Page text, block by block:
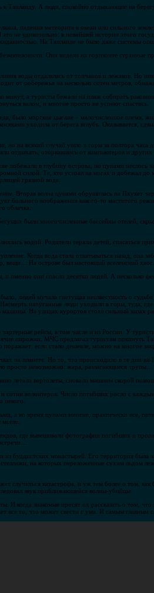
к Таиланду. А люди, спокойно отдыхающие на
падения метеорита в океан или сильного
не удивительно: в новейшей истории этого
На Таиланде не было даже системы
Они видели на горизонте странные
воды отдалялась от топчанов и лежаков. Но
от побережья на несколько сотен метров,
минут, а туристы бежали на пляж собирать
валом, и многие просто не успеют спастись.
были морские цыгане – малочисленное племя,
уходила от берега вглубь. Оказывается,
но на всякий случай ушло в горы за полтора часа
отдыхать, оторвавшись от компьютеров и
побежали в глубину острова, но цунами неслось
силой. Те, кто устоял на ногах и добежал
грязной воде.
Вторая волна цунами обрушилась на Пхукет
больного воображения какого-то маститого
облачка.
были многочисленные бассейны отелей,
водой. Родители теряли детей, спасаться
Когда вода стала откатываться назад, она
вещи… На острове был настоящий вселенский
и именно они спасли десятки людей. А несколько
людей мучала гнетущая неизвестность о
Насмерть напуганные люди уходили в горы, туда,
На улицах курортов стоял сильный запах
рейсы, в том числе и из России. У
пирожки. МЧС предлагал туристам покинуть
поражает: если стало дешевле, можно на многое
на планете. Но то, что происходило в те дни
просто невозможно: жара, разлагающиеся трупы…
летали вертолеты, сновали машины скорой
и сотни волонтеров. Число погибших росло с
а во время цунами многие, практически все,
где вывешивали фотографии погибших и
буддистских монастырей. Его территория была
на которых переложенные сухим льдом
случиться катастрофа, и уж тем более о том,
звук приближающейся волны-убийцы.
И когда знакомые просят их рассказать о том,
все то, что может свести с ума. И самым главным